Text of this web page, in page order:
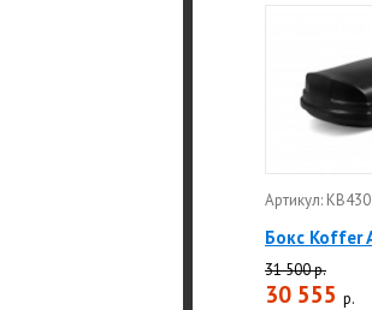
Артикул: KB430
Бокс Koffer
31 500 р.
30 555 р.